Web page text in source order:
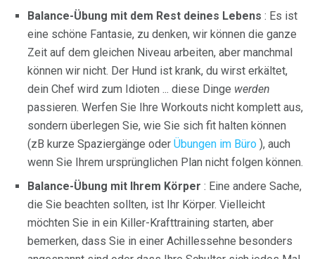
Balance-Übung mit dem Rest deines Lebens : Es ist
eine schöne Fantasie, zu denken, wir können die ganze
Zeit auf dem gleichen Niveau arbeiten, aber manchmal
können wir nicht. Der Hund ist krank, du wirst erkältet,
dein Chef wird zum Idioten ... diese Dinge werden
passieren. Werfen Sie Ihre Workouts nicht komplett aus,
sondern überlegen Sie, wie Sie sich fit halten können
(zB kurze Spaziergänge oder Übungen im Büro ), auch
wenn Sie Ihrem ursprünglichen Plan nicht folgen können.
Balance-Übung mit Ihrem Körper : Eine andere Sache,
die Sie beachten sollten, ist Ihr Körper. Vielleicht
möchten Sie in ein Killer-Krafttraining starten, aber
bemerken, dass Sie in einer Achillessehne besonders